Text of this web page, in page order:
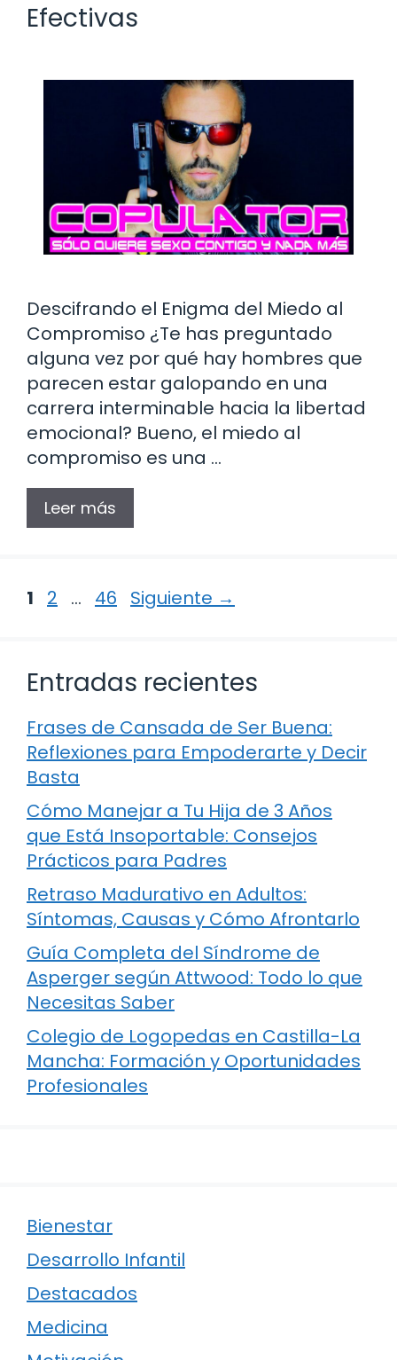
Efectivas
Descifrando el Enigma del Miedo al
Compromiso ¿Te has preguntado
alguna vez por qué hay hombres que
parecen estar galopando en una
carrera interminable hacia la libertad
emocional? Bueno, el miedo al
compromiso es una …
Leer más
Página
1 Página
2 … Página
46 Siguiente →
Entradas recientes
Frases de Cansada de Ser Buena:
Reflexiones para Empoderarte y Decir
Basta
Cómo Manejar a Tu Hija de 3 Años
que Está Insoportable: Consejos
Prácticos para Padres
Retraso Madurativo en Adultos:
Síntomas, Causas y Cómo Afrontarlo
Guía Completa del Síndrome de
Asperger según Attwood: Todo lo que
Necesitas Saber
Colegio de Logopedas en Castilla-La
Mancha: Formación y Oportunidades
Profesionales
Bienestar
Desarrollo Infantil
Destacados
Medicina